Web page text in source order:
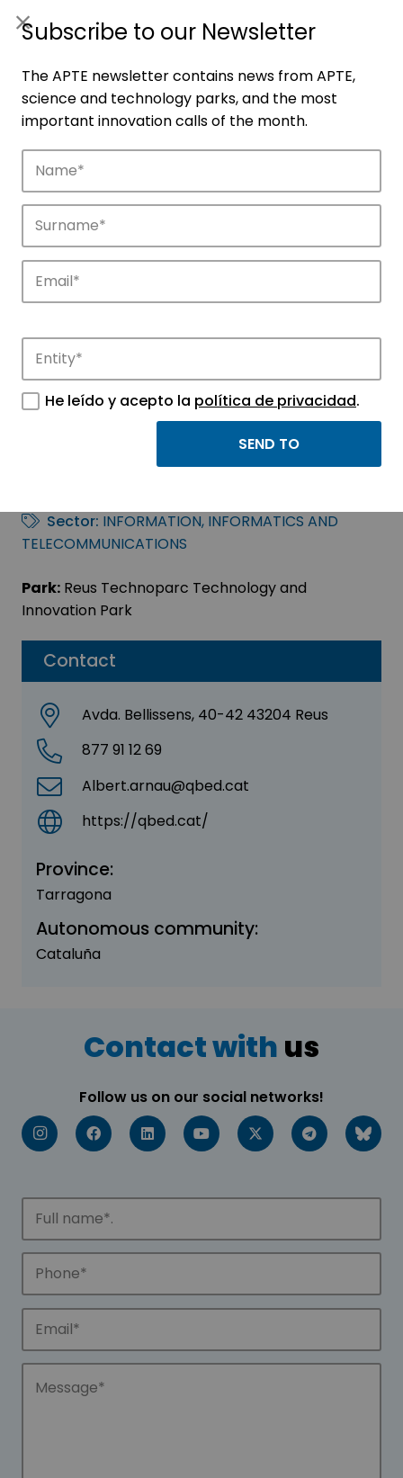
Companies
Discover the companies that drive
innovation in APTE’s parks.
Contact
Avda. Bellissens, 40-42 43204 Reus
877 91 12 69
Albert.arnau@qbed.cat
https://qbed.cat/
Province:
Tarragona
Autonomous community:
Cataluña
QBED SISTEMES
INFORMÀTICS SL
Sector: INFORMATION, INFORMATICS AND
TELECOMMUNICATIONS
Park: Reus Technoparc Technology and
Innovation Park
Contact with us
Follow us on our social networks!
Subscribe to our Newsletter
The APTE newsletter contains news from APTE,
science and technology parks, and the most
important innovation calls of the month.
He leído y acepto la política de privacidad.